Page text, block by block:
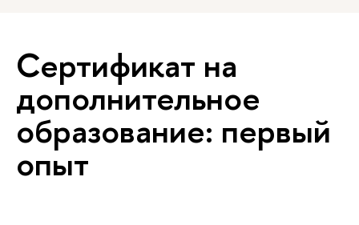
Сертификат на
дополнительное
образование: первый
опыт